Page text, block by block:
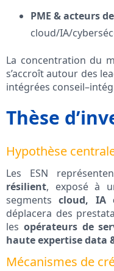
PME & acteurs
cloud/IA/
La concentration du
s’accroît autour des
intégrées
Thèse
Hypothèse
Les ESN
résilient, exposé à
segmentscloud, IA
déplacera des
les opérateurs de
haute expertise data
Mécanismes de